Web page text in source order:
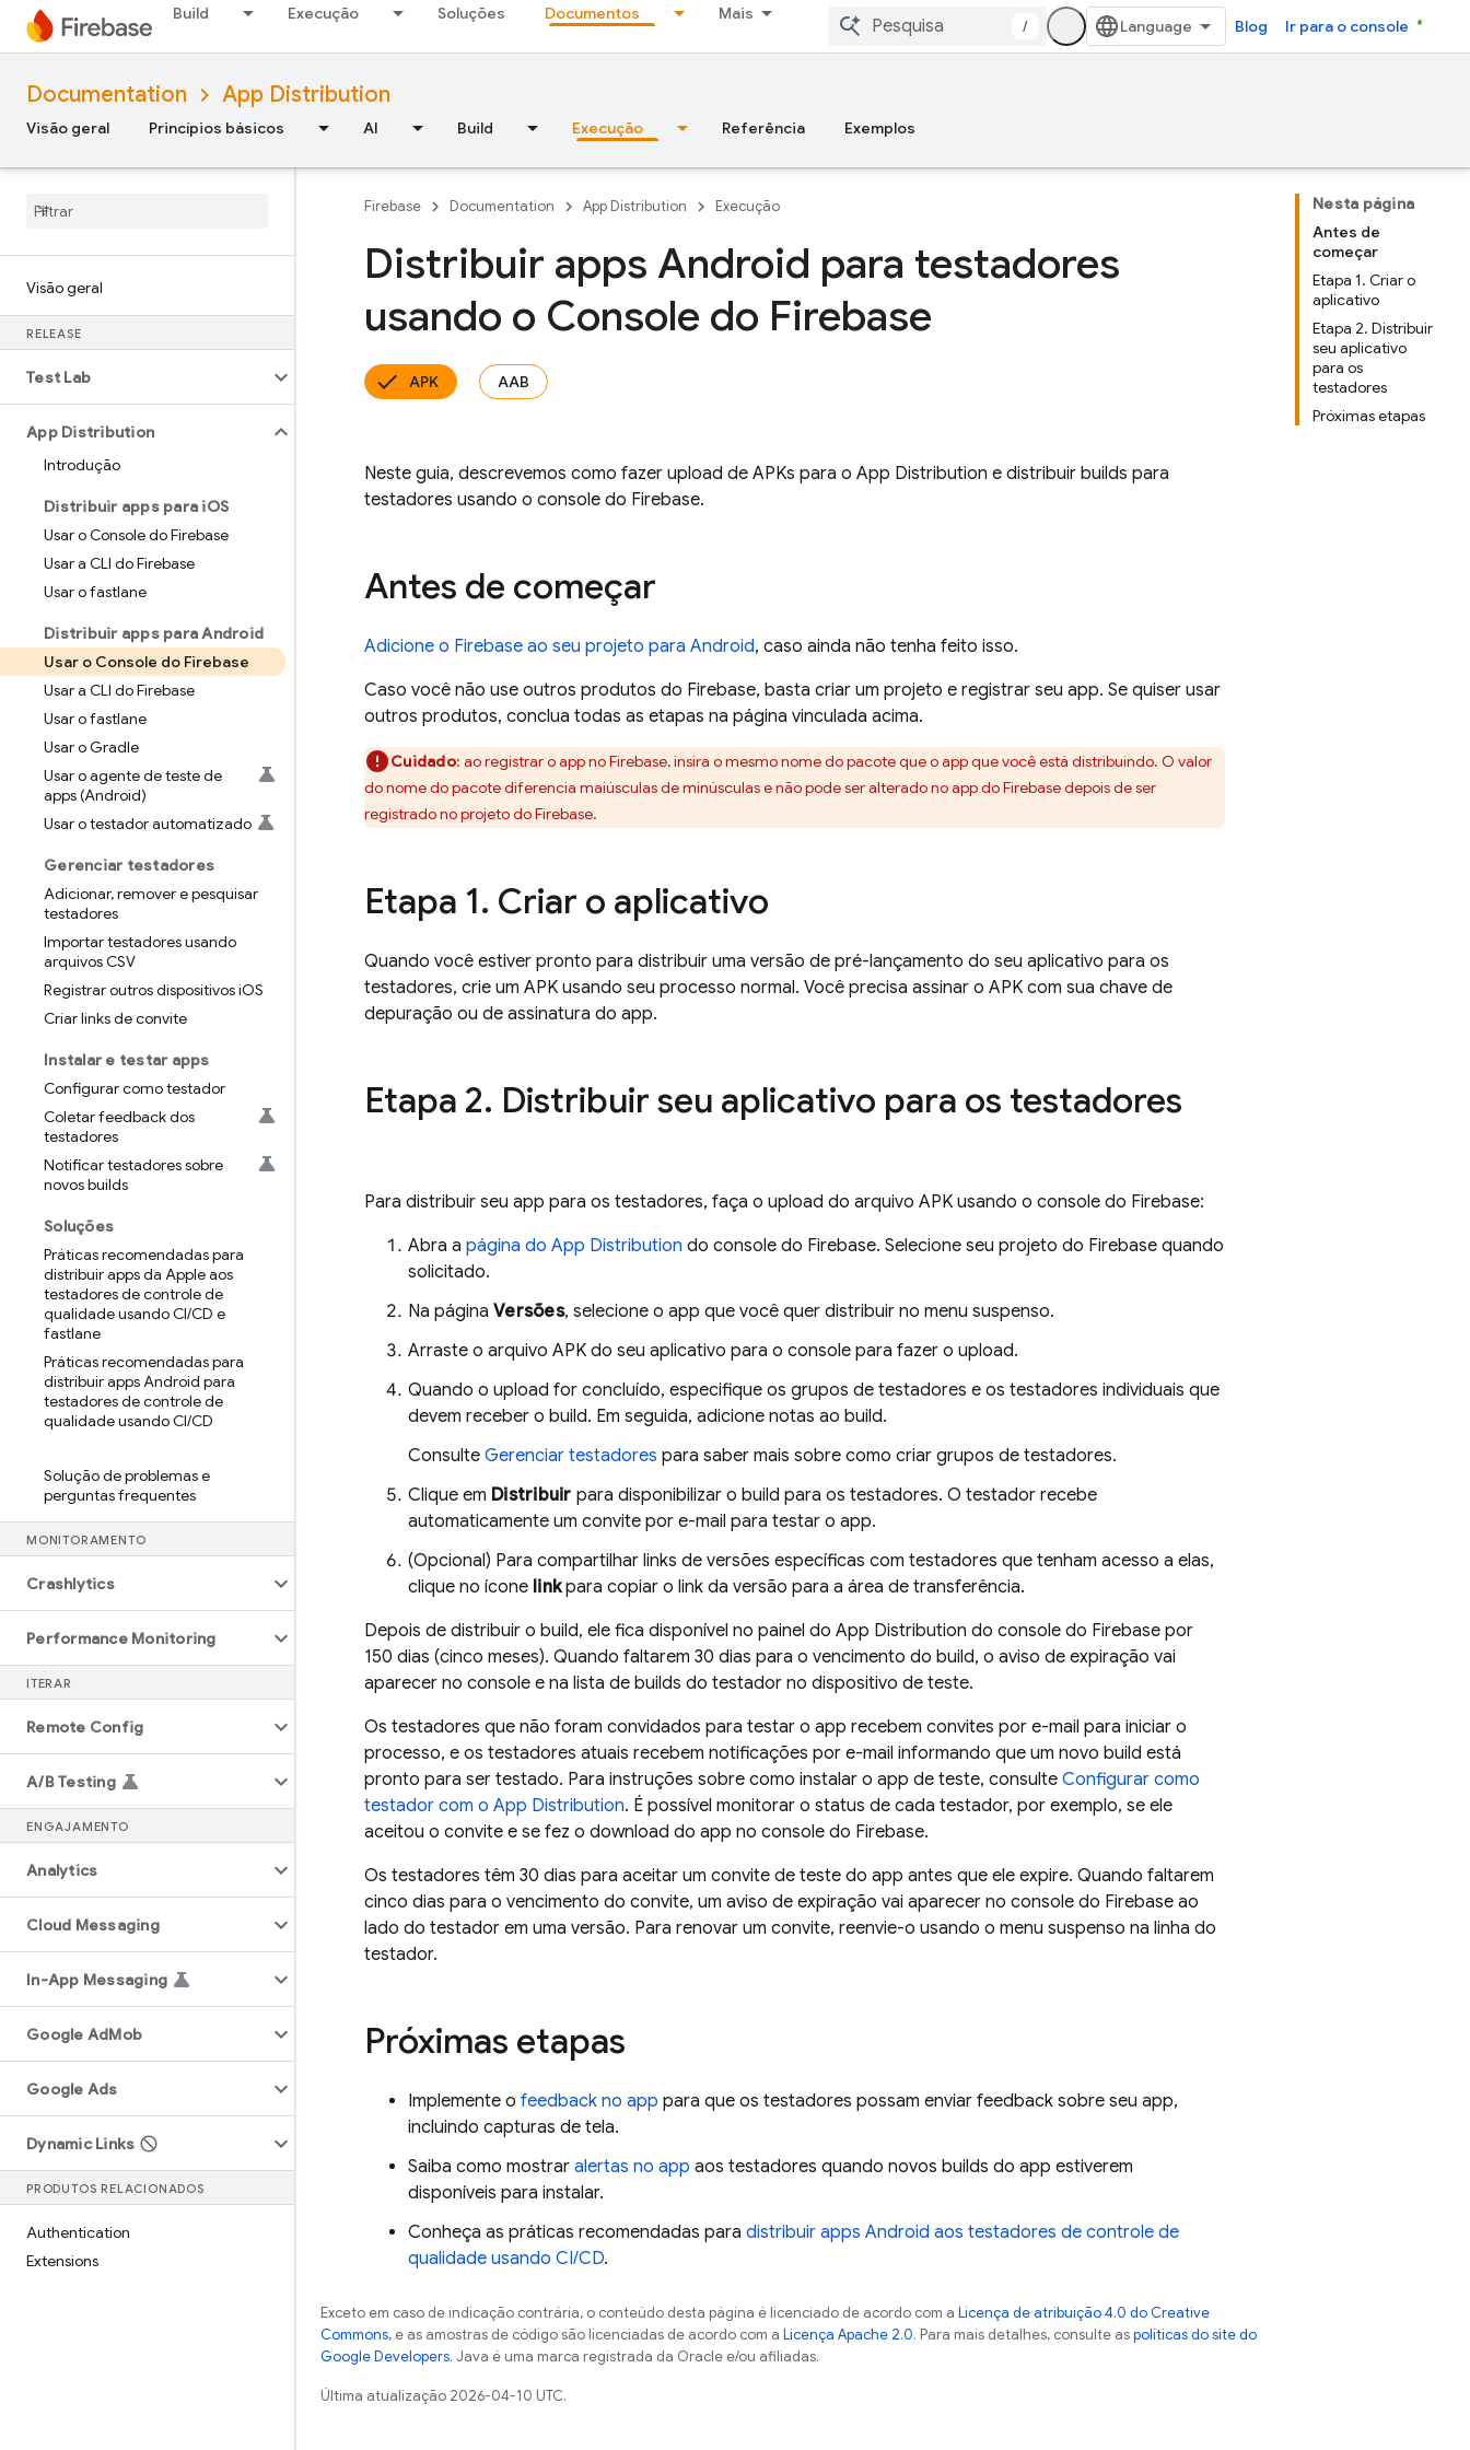
Build Execução Soluções Documentos Mais
/ Blog Ir para o console
Documentation App Distribution
Visão geral Princípios básicos AI Build Execução Referência Exemplos
Visão geral
RELEASE
Test Lab
App Distribution
Introdução
Distribuir apps para iOS
Usar o Console do Firebase
Usar a CLI do Firebase
Usar o fastlane
Distribuir apps para Android
Usar o Console do Firebase
Usar a CLI do Firebase
Usar o fastlane
Usar o Gradle
Usar o agente de teste de
apps (Android)
Usar o testador automatizado
Gerenciar testadores
Adicionar,remover e pesquisar
testadores
Importar testadores usando
arquivos CSV
Registrar outros dispositivos iOS
Criar links de convite
Instalar e testar apps
Configurar como testador
Coletar feedback dos
testadores
Notificar testadores sobre
novos builds
Soluções
Práticas recomendadas para
distribuir apps da Apple aos
testadores de controle de
qualidade usando CI/CD e
fastlane
Práticas recomendadas para
distribuir apps Android para
testadores de controle de
qualidade usando CI/CD
Solução de problemas e
perguntas frequentes
MONITORAMENTO
Crashlytics
Performance Monitoring
ITERAR
Remote Config
A/B Testing
ENGAJAMENTO
Analytics
Cloud Messaging
In-App Messaging
Google AdMob
Google Ads
Dynamic Links
PRODUTOS RELACIONADOS
Authentication
Extensions
Nesta página
Antes de
começar
Etapa 1. Criar o
aplicativo
Etapa 2. Distribuir
seu aplicativo
para os
testadores
Próximas etapas
Firebase Documentation App Distribution Execução
Distribuir apps Android para testadores
usando o Console do Firebase
APK AAB
Neste guia, descrevemos como fazer upload de APKs para o App Distribution e distribuir builds para
testadores usando o console do Firebase.
Antes de começar
Adicione o Firebase ao seu projeto para Android, caso ainda não tenha feito isso.
Caso você não use outros produtos do Firebase, basta criar um projeto e registrar seu app. Se quiser usar
outros produtos, conclua todas as etapas na página vinculada acima.
Cuidado: ao registrar o app no Firebase, insira o mesmo nome do pacote que o app que você está distribuindo. O valor
do nome do pacote diferencia maiúsculas de minúsculas e não pode ser alterado no app do Firebase depois de ser
registrado no projeto do Firebase.
Etapa 1. Criar o aplicativo
Quando você estiver pronto para distribuir uma versão de pré-lançamento do seu aplicativo para os
testadores, crie um APK usando seu processo normal. Você precisa assinar o APK com sua chave de
depuração ou de assinatura do app.
Etapa 2. Distribuir seu aplicativo para os testadores
Para distribuir seu app para os testadores, faça o upload do arquivo APK usando o console do Firebase:
Abra a página do App Distribution do console do Firebase. Selecione seu projeto do Firebase quando
solicitado.
Na página Versões, selecione o app que você quer distribuir no menu suspenso.
Arraste o arquivo APK do seu aplicativo para o console para fazer o upload.
Quando o upload for concluído, especifique os grupos de testadores e os testadores individuais que
devem receber o build. Em seguida, adicione notas ao build.
Consulte Gerenciar testadores para saber mais sobre como criar grupos de testadores.
Clique em Distribuir para disponibilizar o build para os testadores. O testador recebe
automaticamente um convite por e-mail para testar o app.
(Opcional) Para compartilhar links de versões específicas com testadores que tenham acesso a elas,
clique no ícone linkpara copiar o link da versão para a área de transferência.
Depois de distribuir o build, ele fica disponível no painel do App Distribution do console do Firebase por
150 dias (cinco meses). Quando faltarem 30 dias para o vencimento do build, o aviso de expiração vai
aparecer no console e na lista de builds do testador no dispositivo de teste.
Os testadores que não foram convidados para testar o app recebem convites por e-mail para iniciar o
processo, e os testadores atuais recebem notificações por e-mail informando que um novo build está
pronto para ser testado. Para instruções sobre como instalar o app de teste, consulte Configurar como
testador com o App Distribution. É possível monitorar o status de cada testador, por exemplo, se ele
aceitou o convite e se fez o download do app no console do Firebase.
Os testadores têm 30 dias para aceitar um convite de teste do app antes que ele expire. Quando faltarem
cinco dias para o vencimento do convite, um aviso de expiração vai aparecer no console do Firebase ao
lado do testador em uma versão. Para renovar um convite, reenvie-o usando o menu suspenso na linha do
testador.
Próximas etapas
Implemente o feedback no app para que os testadores possam enviar feedback sobre seu app,
incluindo capturas de tela.
Saiba como mostrar alertas no app aos testadores quando novos builds do app estiverem
disponíveis para instalar.
Conheça as práticas recomendadas para distribuir apps Android aos testadores de controle de
qualidade usando CI/CD.
Exceto em caso de indicação contrária, o conteúdo desta página é licenciado de acordo com a Licença de atribuição 4.0 do Creative
Commons, e as amostras de código são licenciadas de acordo com a Licença Apache 2.0. Para mais detalhes, consulte aspolíticas do site do
Google Developers. Java é uma marca registrada da Oracle e/ou afiliadas.
Última atualização 2026-04-10 UTC.